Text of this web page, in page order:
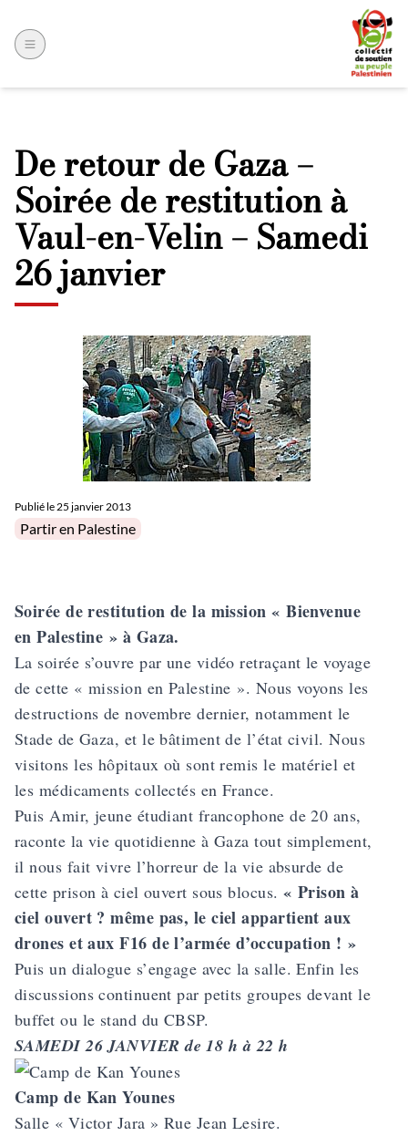
De retour de Gaza –
Soirée de restitution à
Vaul-en-Velin – Samedi
26 janvier
Publié le25 janvier 2013
Posted in
Partir en Palestine
Soirée de restitution de la mission « Bienvenue
en Palestine » à Gaza.
La soirée s’ouvre par une vidéo retraçant le voyage
de cette « mission en Palestine ». Nous voyons les
destructions de novembre dernier, notamment le
Stade de Gaza, et le bâtiment de l’état civil. Nous
visitons les hôpitaux où sont remis le matériel et
les médicaments collectés en France.
Puis Amir, jeune étudiant francophone de 20 ans,
raconte la vie quotidienne à Gaza tout simplement,
il nous fait vivre l’horreur de la vie absurde de
cette prison à ciel ouvert sous blocus. « Prison à
ciel ouvert ? même pas, le ciel appartient aux
drones et aux F16 de l’armée d’occupation ! »
Puis un dialogue s’engage avec la salle. Enfin les
discussions continuent par petits groupes devant le
buffet ou le stand du CBSP.
SAMEDI 26 JANVIER de 18 h à 22 h
Camp de Kan Younes
Salle « Victor Jara » Rue Jean Lesire.